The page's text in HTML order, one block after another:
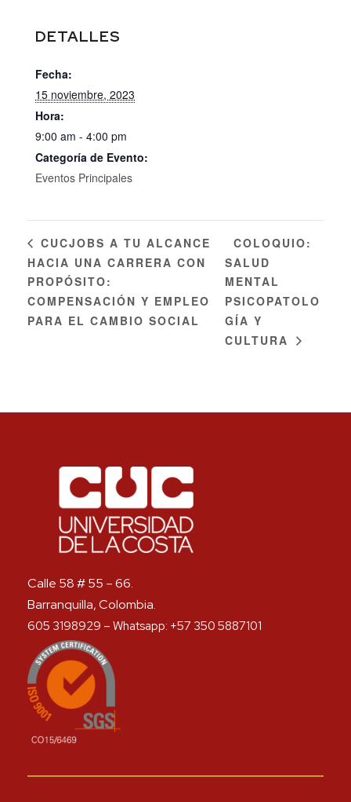
DETALLES
Fecha:
15 noviembre, 2023
Hora:
9:00 am - 4:00 pm
Categoría de Evento:
Eventos Principales
CUCJOBS A TU ALCANCE
HACIA UNA CARRERA CON
PROPÓSITO:
COMPENSACIÓN Y EMPLEO
PARA EL CAMBIO SOCIAL
COLOQUIO:
SALUD
MENTAL
PSICOPATOLO
GÍA Y
CULTURA
Calle 58 # 55 – 66.
Barranquilla, Colombia.
605 3198929 – Whatsapp: +57 350 5887101